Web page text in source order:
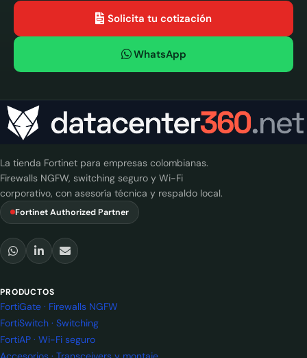
Solicita tu cotización
WhatsApp
La tienda Fortinet para empresas colombianas.
Firewalls NGFW, switching seguro y Wi-Fi
corporativo, con asesoría técnica y respaldo local.
Fortinet Authorized Partner
PRODUCTOS
FortiGate · Firewalls NGFW
FortiSwitch · Switching
FortiAP · Wi-Fi seguro